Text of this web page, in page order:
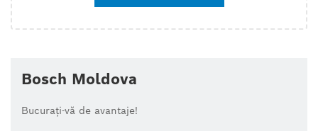
Bosch Moldova
Bucurați-vă de avantaje!